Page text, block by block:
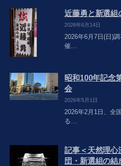
近藤勇と新選組
2026年6月14日
2026年6月7日(日)
催…
昭和100年記念
会
2026年5月1日
2026年2月1日、全
る…
記事＜天然理心
団・新選組の結